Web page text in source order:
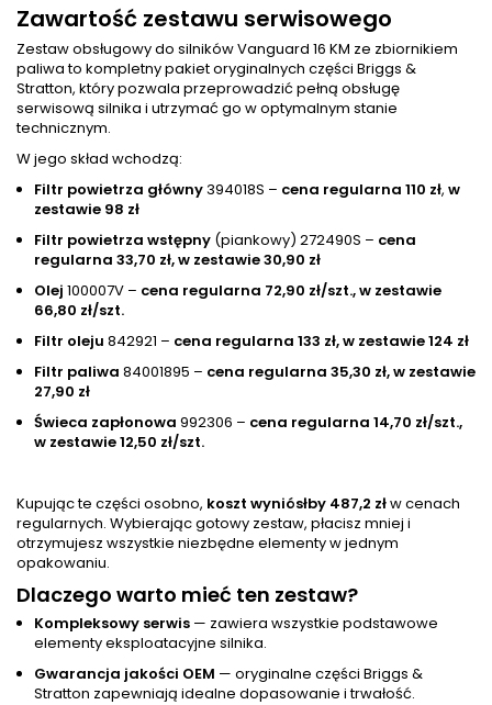
Zawartość zestawu serwisowego
Zestaw obsługowy do silników Vanguard 16 KM ze zbiornikiem
paliwa to kompletny pakiet oryginalnych części Briggs &
Stratton, który pozwala przeprowadzić pełną obsługę
serwisową silnika i utrzymać go w optymalnym stanie
technicznym.
W jego skład wchodzą:
Filtr powietrza główny394018S – cena regularna 110 zł, w
zestawie 98 zł
Filtr powietrza wstępny (piankowy) 272490S – cena
regularna 33,70 zł, w zestawie 30,90 zł
Olej 100007V – cena regularna 72,90 zł/szt., w zestawie
66,80 zł/szt.
Filtr oleju 842921 – cena regularna 133 zł, w zestawie 124 zł
Filtr paliwa 84001895 – cena regularna 35,30 zł, w zestawie
27,90 zł
Świeca zapłonowa 992306 – cena regularna 14,70 zł/szt.,
w zestawie 12,50 zł/szt.
Kupując te części osobno, koszt wyniósłby 487,2 złw cenach
regularnych. Wybierając gotowy zestaw, płacisz mniej i
otrzymujesz wszystkie niezbędne elementy w jednym
opakowaniu.
Dlaczego warto mieć ten zestaw?
Kompleksowy serwis — zawiera wszystkie podstawowe
elementy eksploatacyjne silnika.
Gwarancja jakości OEM — oryginalne części Briggs &
Stratton zapewniają idealne dopasowanie i trwałość.